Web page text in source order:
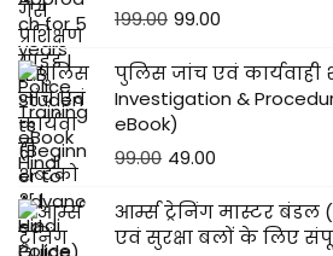
199.00 99.00
पुलिस जांच एवं कार्यवाही
Investigation &
eBook)
99.00 49.00
आर्म्स ट्रेनिंग मास्टर
एवं सुरक्षा बलों के लिए